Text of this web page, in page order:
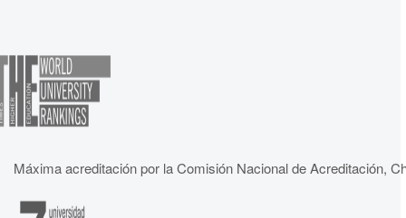
Máxima acreditación por la Comisión Nacional de Acreditación,